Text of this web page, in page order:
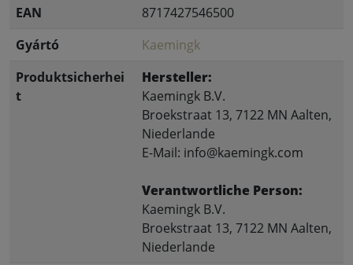
EAN
8717427546500
Gyártó
Kaemingk
Produktsicherhei
t
Hersteller:
Kaemingk B.V.
Broekstraat 13, 7122 MN Aalten,
Niederlande
E-Mail: info@kaemingk.com
Verantwortliche Person:
Kaemingk B.V.
Broekstraat 13, 7122 MN Aalten,
Niederlande